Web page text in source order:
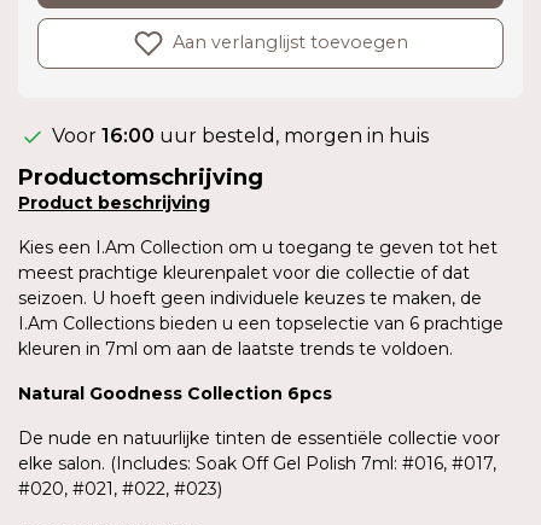
Aan verlanglijst toevoegen
Voor 16:00 uur besteld, morgen in huis
Productomschrijving
Product beschrijving
Kies een I.Am Collection om u toegang te geven tot het
meest prachtige kleurenpalet voor die collectie of dat
seizoen. U hoeft geen individuele keuzes te maken, de
I.Am Collections bieden u een topselectie van 6 prachtige
kleuren in 7ml om aan de laatste trends te voldoen.
Natural Goodness Collection 6pcs
De nude en natuurlijke tinten de essentiële collectie voor
elke salon. (Includes: Soak Off Gel Polish 7ml: #016, #017,
#020, #021, #022, #023)